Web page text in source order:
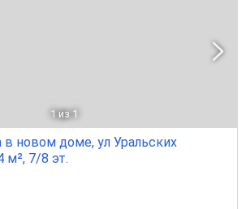
1 из 1
новом доме, ул Уральских
м², 7/8 эт.